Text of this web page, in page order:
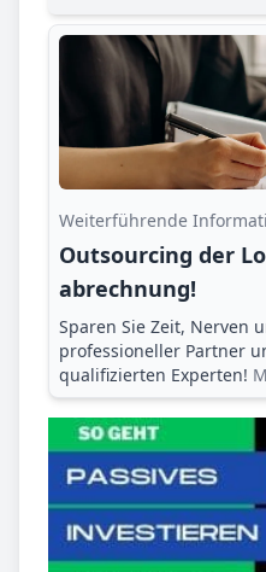
Weiterführende
Outsourcing der
abrechnung!
Sparen Sie Zeit, Nerven
professioneller Partner
qualifizierten Experten!